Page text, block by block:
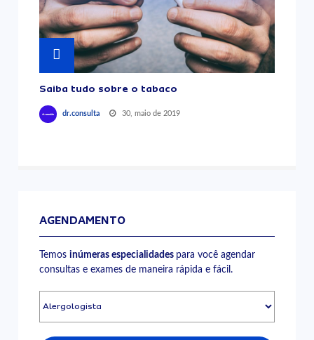
Saiba tudo sobre o tabaco
dr.consulta 30, maio de 2019
AGENDAMENTO
Temosinúmeras especialidades para você agendar
consultas e exames de maneira rápida e fácil.